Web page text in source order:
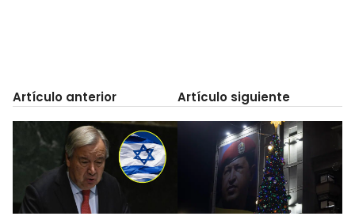
Artículo anterior Artículo siguiente